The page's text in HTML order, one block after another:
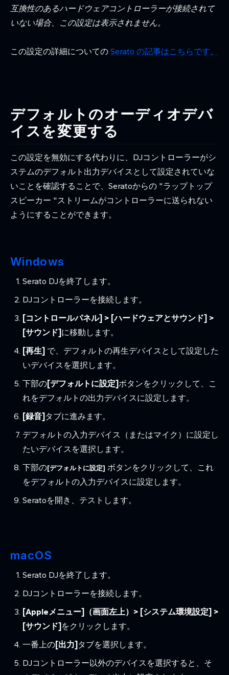
互換性のあるハードウェアコントローラーが接続されて
いない場合、この設定は表示されません。
この設定の詳細についての Serato の記事はこちらです。
デフォルトのオーディオデバ
イスを変更する
この設定を無効にする代わりに、DJコントローラーがシ
ステムのデフォルト出力デバイスとして設定されていな
いことを確認することで、Seratoからの "ラップトップ
スピーカー "ストリームがコントローラーに送られない
ようにすることができます。
Windows
Serato DJを終了します。
DJコントローラーを接続します。
[コントロールパネル] > [ハードウェアとサウンド] >
[サウンド] に移動します。
[再生] で、デフォルトの再生デバイスとして設定した
いデバイスを選択します。
下部の[デフォルトに設定]ボタンをクリックして、こ
れをデフォルトの出力デバイスに設定します。
[録音] タブに進みます。
デフォルトの入力デバイス（またはマイク）に設定し
たいデバイスを選択します。
下部の[デフォルトに設定] ボタンをクリックして、これ
をデフォルトの入力デバイスに設定します。
Seratoを開き、テストします。
macOS
Serato DJを終了します。
DJコントローラーを接続します。
[Appleメニュー]（画面左上）> [システム環境設定] >
[サウンド] をクリックします。
一番上の[出力] タブを選択します。
DJコントローラー以外のデバイスを選択すると、そ